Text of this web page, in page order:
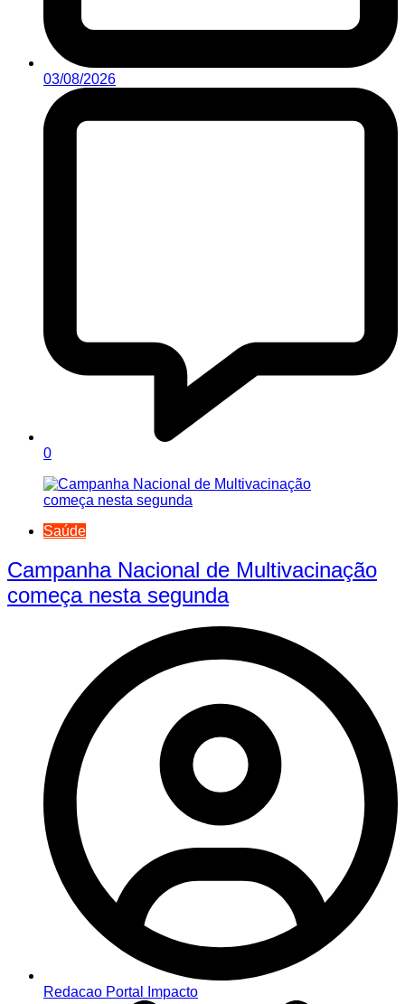
03/08/2026
0
Saúde
Campanha Nacional de Multivacinação
começa nesta segunda
Redacao Portal Impacto